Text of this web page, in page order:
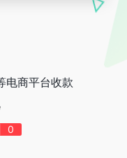
电商平台收款
0